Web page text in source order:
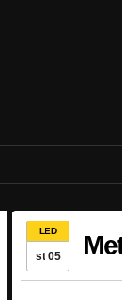
LED
st 05